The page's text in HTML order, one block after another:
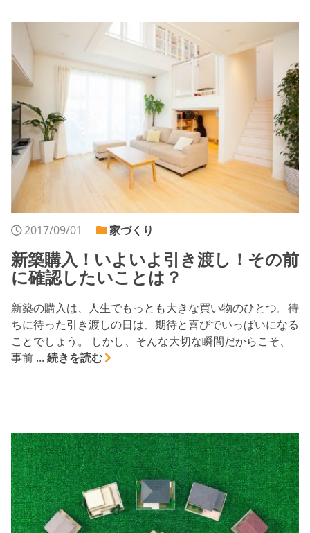
2017/09/01 家づくり
新築購入！いよいよ引き渡し！その前
に確認したいことは？
新築の購入は、人生でもっとも大きな買い物のひとつ。待
ちに待った引き渡しの日は、期待と喜びでいっぱいになる
ことでしょう。 しかし、そんな大切な瞬間だからこそ、
事前 ... 続きを読む